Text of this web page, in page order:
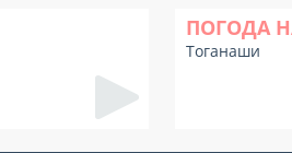
ПОГОДА
Тоганаши